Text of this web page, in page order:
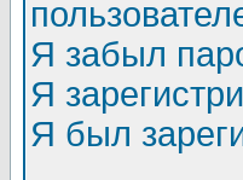
Я забыл
Я
Я был